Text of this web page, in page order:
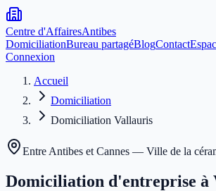
Centre d'AffairesAntibes
DomiciliationBureau partagéBlogContact
Connexion
Accueil
Domiciliation
Domiciliation Vallauris
Entre Antibes et Cannes — Ville de la
Domiciliation d'entreprise à